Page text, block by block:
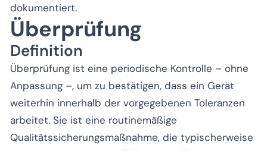
dokumentiert.
Überprüfung
Definition
Überprüfung ist eine periodische Kontrolle – ohne
Anpassung –, um zu bestätigen, dass ein Gerät
weiterhin innerhalb der vorgegebenen Toleranzen
arbeitet. Sie ist eine routinemäßige
Qualitätssicherungsmaßnahme, die typischerweise